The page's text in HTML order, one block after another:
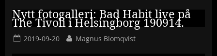
Nytt fotogalleri: Bad Habit live på
The Tivoli i Helsingborg 190914.
Posted
2019-09-20 By
Magnus Blomqvist